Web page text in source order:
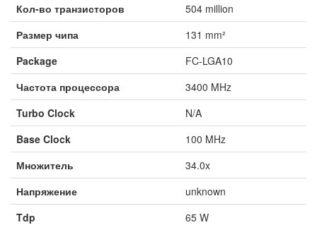
Кол-во транзисторов
504 million
Размер чипа
131 mm²
Package
FC-LGA10
Частота процессора
3400 MHz
Turbo Clock
N/A
Base Clock
100 MHz
Множитель
34.0x
Напряжение
unknown
Tdp
65 W